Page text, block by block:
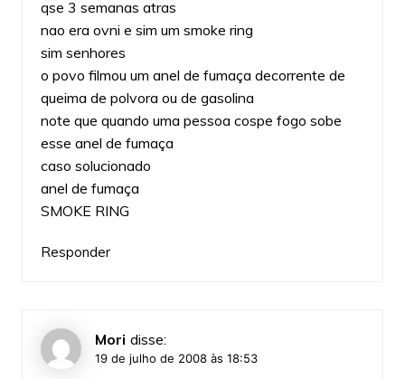
qse 3 semanas atras
nao era ovni e sim um smoke ring
sim senhores
o povo filmou um anel de fumaça decorrente de
queima de polvora ou de gasolina
note que quando uma pessoa cospe fogo sobe
esse anel de fumaça
caso solucionado
anel de fumaça
SMOKE RING
Responder
Mori disse:
19 de julho de 2008 às 18:53